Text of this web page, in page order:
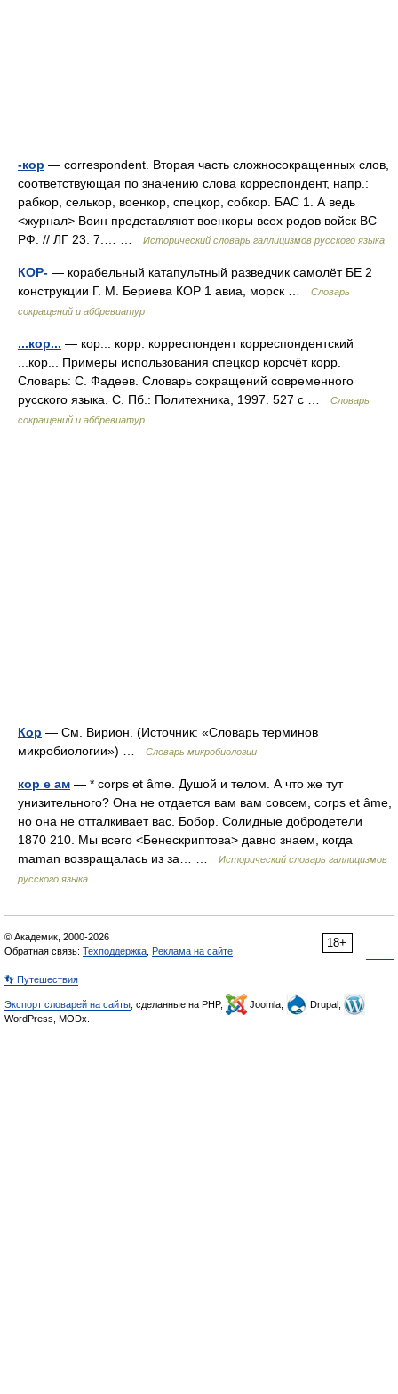
-кор — correspondent. Вторая часть сложносокращенных слов,
соответствующая по значению слова корреспондент, напр.:
рабкор, селькор, военкор, спецкор, собкор. БАС 1. А ведь
<журнал> Воин представляют военкоры всех родов войск ВС
РФ. // ЛГ 23. 7.… …
Исторический словарь галлицизмов русского языка
КОР- — корабельный катапультный разведчик самолёт БЕ 2
конструкции Г. М. Бериева КОР 1 авиа, морск …
Словарь
сокращений и аббревиатур
...кор... — кор... корр. корреспондент корреспондентский
...кор... Примеры использования спецкор корсчёт корр.
Словарь: С. Фадеев. Словарь сокращений современного
русского языка. С. Пб.: Политехника, 1997. 527 с …
Словарь
сокращений и аббревиатур
Кор — См. Вирион. (Источник: «Словарь терминов
микробиологии») …
Словарь микробиологии
кор е ам — * corps et âme. Душой и телом. А что же тут
унизительного? Она не отдается вам вам совсем, corps et âme,
но она не отталкивает вас. Бобор. Солидные добродетели
1870 210. Мы всего <Бенескриптова> давно знаем, когда
maman возвращалась из за… …
Исторический словарь галлицизмов
русского языка
18+
© Академик, 2000-2026
Обратная связь: Техподдержка Реклама на сайте
👣 Путешествия
Экспорт словарей на сайты , сделанные на PHP, Joomla,
Drupal,
WordPress, MODx.